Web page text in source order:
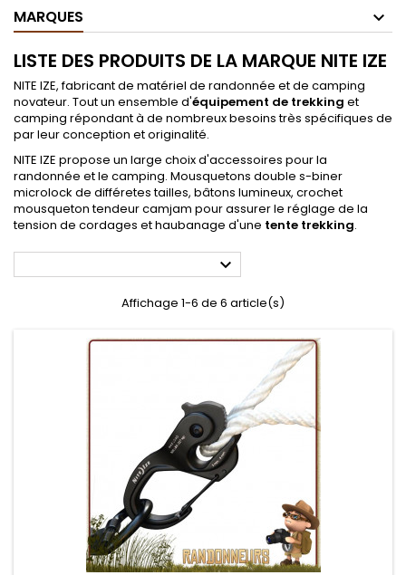
MARQUES
LISTE DES PRODUITS DE LA MARQUE NITE IZE
NITE IZE, fabricant de matériel de randonnée et de camping
novateur. Tout un ensemble d'équipement de trekking et
camping répondant à de nombreux besoins très spécifiques de
par leur conception et originalité.
NITE IZE propose un large choix d'accessoires pour la
randonnée et le camping. Mousquetons double s-biner
microlock de différetes tailles, bâtons lumineux, crochet
mousqueton tendeur camjam pour assurer le réglage de la
tension de cordages et haubanage d'une tente trekking.

Affichage 1-6 de 6 article(s)